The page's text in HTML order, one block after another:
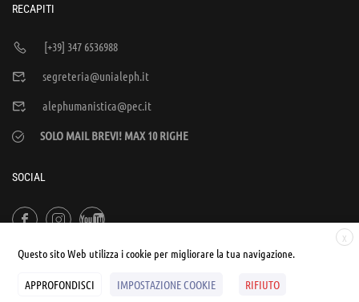
RECAPITI
[+39] 347 6536988
segreteria@unialeph.it
alephumanistica@pec.it
SOLO MAIL BREVI! MAX 10 RIGHE
SOCIAL
X
Questo sito Web utilizza i cookie per migliorare la tua navigazione.
APPROFONDISCI IMPOSTAZIONE COOKIE RIFIUTO